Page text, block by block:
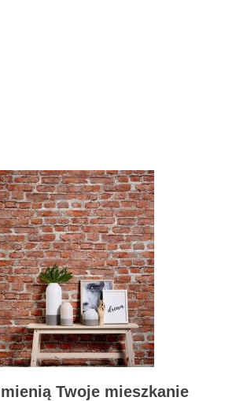
Twoje mieszkanie